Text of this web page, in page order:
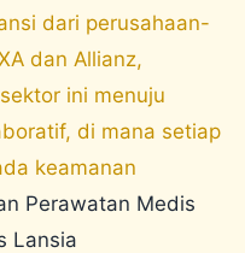
dari perusahaan-
dan Allianz,
ini menuju
di mana setiap
keamanan
Perawatan Medis
Lansia